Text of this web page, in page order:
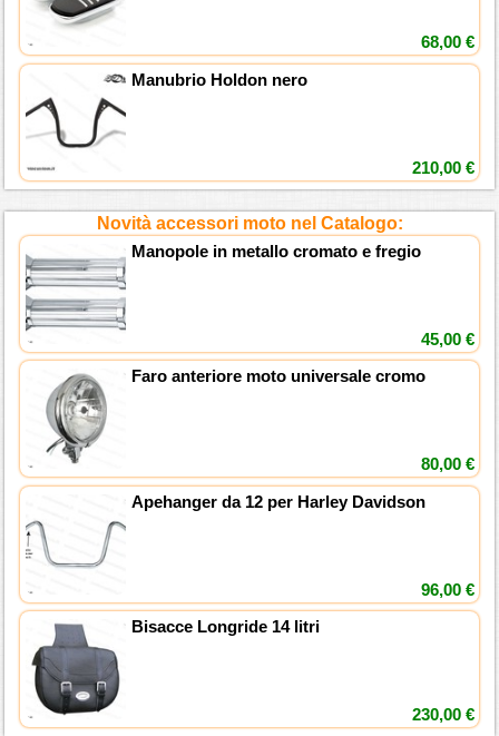
68,00 €
Manubrio Holdon nero
210,00 €
Novità accessori moto nel Catalogo:
Manopole in metallo cromato e fregio
45,00 €
Faro anteriore moto universale cromo
80,00 €
Apehanger da 12 per Harley Davidson
96,00 €
Bisacce Longride 14 litri
230,00 €